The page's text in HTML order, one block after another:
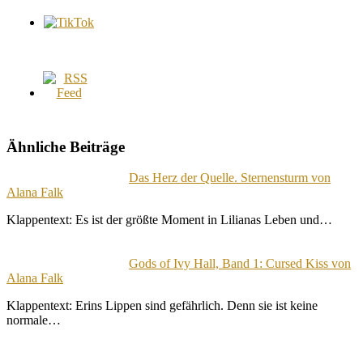
Ähnliche Beiträge
Das Herz der Quelle. Sternensturm von
Alana Falk
Klappentext: Es ist der größte Moment in Lilianas Leben und…
Gods of Ivy Hall, Band 1: Cursed Kiss von
Alana Falk
Klappentext: Erins Lippen sind gefährlich. Denn sie ist keine
normale…